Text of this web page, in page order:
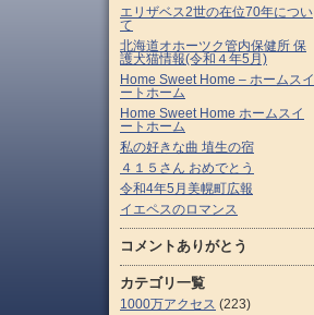
エリザベス2世の在位70年につい
て
北海道オホーツク管内保健所 保
護犬猫情報(令和４年5月)
Home Sweet Home – ホームスイ
ートホーム
Home Sweet Home ホームスイ
ートホーム
私の好きな曲 埴生の宿
４１５さん おめでとう
令和4年5月美幌町広報
イエペスのロマンス
コメントありがとう
カテゴリ一覧
1000万アクセス (223)